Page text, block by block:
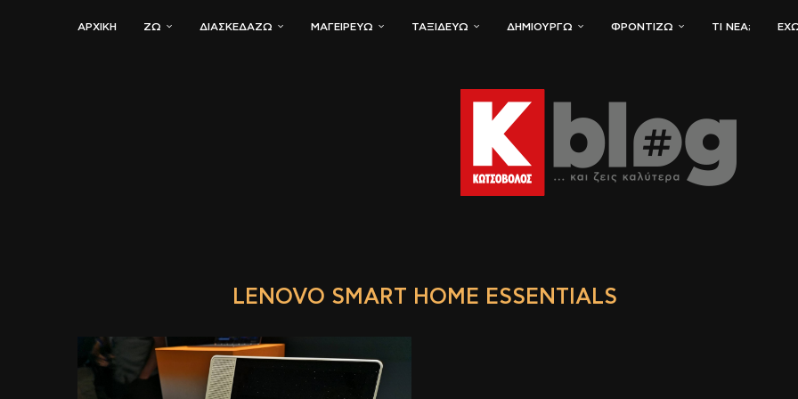
ΑΡΧΙΚΗ ΖΏ ΔΙΑΣΚΕΔΆΖΩ ΜΑΓΕΙΡΕΎΩ ΤΑΞΙΔΕΎΩ ΔΗΜΙΟΥΡΓΏ ΦΡΟΝΤΊΖΩ ΤΙ ΝΈΑ;
LENOVO SMART HOME ESSENTIALS